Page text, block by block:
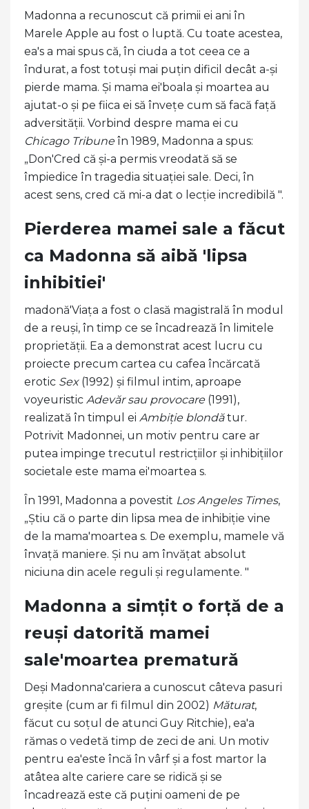
Madonna a recunoscut că primii ei ani în
Marele Apple au fost o luptă. Cu toate acestea,
ea's a mai spus că, în ciuda a tot ceea ce a
îndurat, a fost totuși mai puțin dificil decât a-și
pierde mama. Și mama ei'boala și moartea au
ajutat-o ​​și pe fiica ei să învețe cum să facă față
adversității. Vorbind despre mama ei cu
Chicago Tribuneîn 1989, Madonna a spus:
„Don'Cred că și-a permis vreodată să se
împiedice în tragedia situației sale. Deci, în
acest sens, cred că mi-a dat o lecție incredibilă ".
Pierderea mamei sale a făcut
ca Madonna să aibă 'lipsa
inhibitiei'
madonă'Viața a fost o clasă magistrală în modul
de a reuși, în timp ce se încadrează în limitele
proprietății. Ea a demonstrat acest lucru cu
proiecte precum cartea cu cafea încărcată
erotic Sex(1992) și filmul intim, aproape
voyeuristic Adevăr sau provocare(1991),
realizată în timpul ei Ambiție blondătur.
Potrivit Madonnei, un motiv pentru care ar
putea impinge trecutul restricțiilor și inhibițiilor
societale este mama ei'moartea s.
În 1991, Madonna a povestit Los Angeles Times,
„Știu că o parte din lipsa mea de inhibiție vine
de la mama'moartea s. De exemplu, mamele vă
învață maniere. Și nu am învățat absolut
niciuna din acele reguli și regulamente. "
Madonna a simțit o forță de a
reuși datorită mamei
sale'moartea prematură
Deși Madonna'cariera a cunoscut câteva pasuri
greșite (cum ar fi filmul din 2002) Măturat,
făcut cu soțul de atunci Guy Ritchie), ea'a
rămas o vedetă timp de zeci de ani. Un motiv
pentru ea'este încă în vârf și a fost martor la
atâtea alte cariere care se ridică și se
încadrează este că puțini oameni de pe